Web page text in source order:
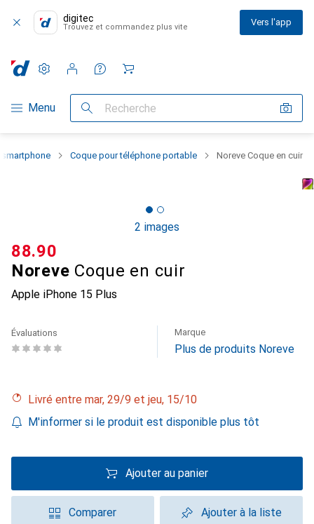
digitec
Trouvez et commandez plus vite Vers l'app
Navigation par catégorie
Menu Recherche
Paramètres
Compte client
Listes de comparaison
Listes d'envies
Panier
Coque pour téléphone portable Noreve Coque en cuir
2 images
Noreve Coque en cuir
Apple iPhone 15 Plus
CHF
88.90
Évaluations Marque
Plus de produits Noreve
Livré entre mar, 29/9 et jeu, 15/10
M'informer si le produit est disponible plus tôt
Ajouter au panier
Comparer Ajouter à la liste